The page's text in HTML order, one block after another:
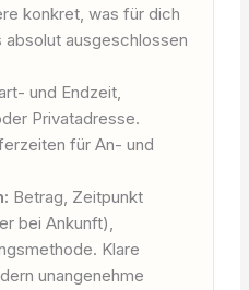
konkret, was für dich
ausgeschlossen
und Endzeit,
Privatadresse.
für An- und
Betrag, Zeitpunkt
bei Ankunft),
Klare
unangenehme